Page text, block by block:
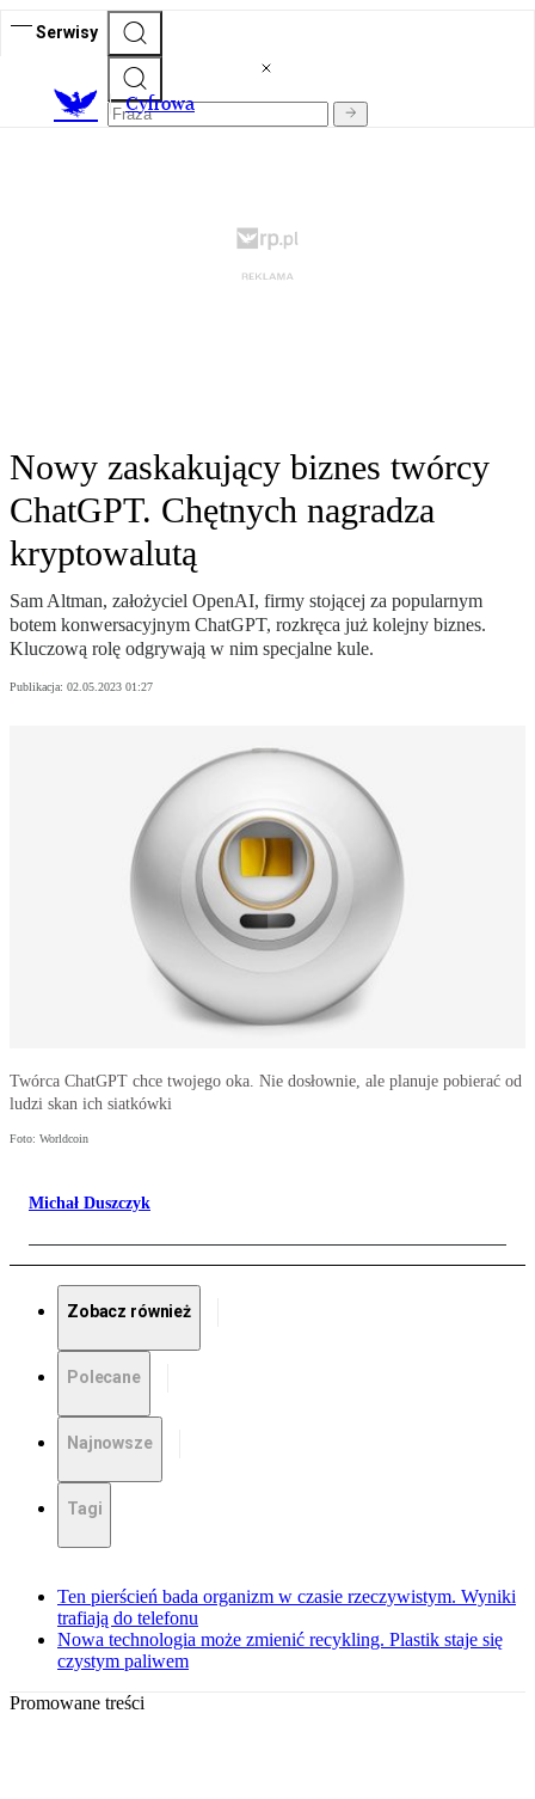
Serwisy
Cyfrowa
Nowy zaskakujący biznes twórcy
ChatGPT. Chętnych nagradza
kryptowalutą
Sam Altman, założyciel OpenAI, firmy stojącej za popularnym
botem konwersacyjnym ChatGPT, rozkręca już kolejny biznes.
Kluczową rolę odgrywają w nim specjalne kule.
Publikacja: 02.05.2023 01:27
Twórca ChatGPT chce twojego oka. Nie dosłownie, ale planuje pobierać od
ludzi skan ich siatkówki
Foto: Worldcoin
Michał Duszczyk
Zobacz również
Polecane
Najnowsze
Tagi
Ten pierścień bada organizm w czasie rzeczywistym. Wyniki
trafiają do telefonu
Nowa technologia może zmienić recykling. Plastik staje się
czystym paliwem
Promowane treści